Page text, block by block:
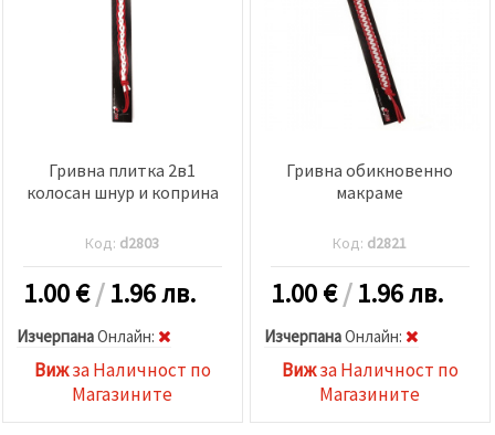
Гривна плитка 2в1
колосан шнур и коприна
Код: d2803
1.00€/1.96 лв.
ИзчерпанаOнлайн:
Вижза Наличност по
Магазините
Гривна обикновенно
макраме
Код: d2821
1.00€/1.96 лв.
ИзчерпанаOнлайн:
Вижза Наличност по
Магазините